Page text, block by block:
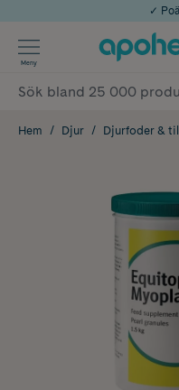
Årets
Använd kod:
✓ Rådgivning från
✓
Meny
Hem Djur Djurfoder &